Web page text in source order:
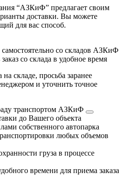
“АЗКиФ” предлагает своим
доставки. Вы можете
для вас способ.
со складов АЗКиФ
со склада в удобное время
на складе, просьба заранее
и уточнить точное
транспортом АЗКиФ
до Вашего объекта
собственного автопарка
любых объемов
груза в процессе
времени для приема заказа